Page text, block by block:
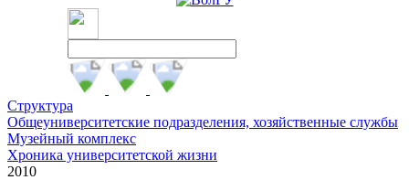
Структура
Общеуниверситетские подразделения, хозяйственные службы
Музейный комплекс
Хроника университетской жизни
2010